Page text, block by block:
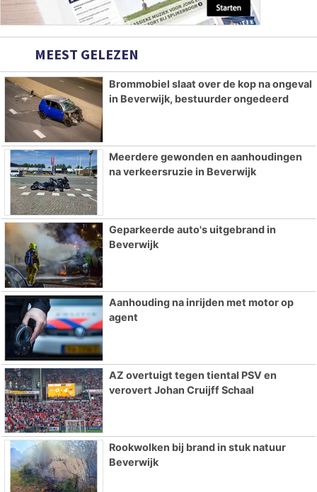
MEEST GELEZEN
Brommobiel slaat over de kop na ongeval
in Beverwijk, bestuurder ongedeerd
Meerdere gewonden en aanhoudingen
na verkeersruzie in Beverwijk
Geparkeerde auto's uitgebrand in
Beverwijk
Aanhouding na inrijden met motor op
agent
AZ overtuigt tegen tiental PSV en
verovert Johan Cruijff Schaal
Rookwolken bij brand in stuk natuur
Beverwijk